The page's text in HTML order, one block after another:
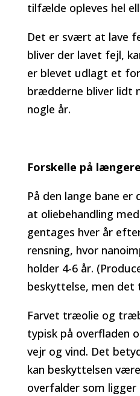
tilfælde opleves hel
Det er svært at lave
bliver der lavet fejl,
er blevet udlagt et
brædderne bliver lidt
nogle år.
Forskelle på
På den lange bane
at oliebehandling
gentages hver år
rensning, hvor
holder 4-6 år.
beskyttelse, men det
Farvet træolie og
typisk på overfladen
vejr og vind. Det
kan beskyttelsen
overfalder som ligger